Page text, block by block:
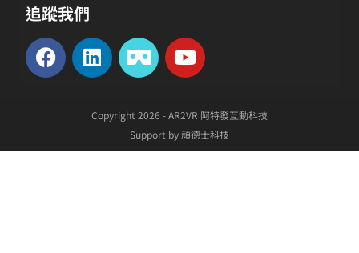
追蹤我們
Copyright 2026 - AR2VR 阿特發互動科技
Support by 頑德士科技